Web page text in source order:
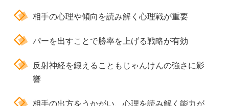
相手の心理や傾向を読み解く心理戦が重要
パーを出すことで勝率を上げる戦略が有効
反射神経を鍛えることもじゃんけんの強さに影
響
相手の出方をうかがい、心理を読み解く能力が